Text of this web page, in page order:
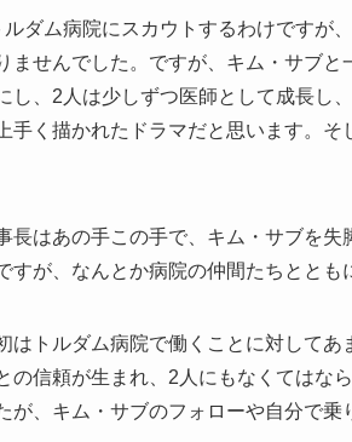
ダム病院にスカウトするわけですが
ませんでした。ですが、キム・サブ
し、2人は少しずつ医師として成長し
手く描かれたドラマだと思います。
長はあの手この手で、キム・サブを失
が、なんとか病院の仲間たちととも
はトルダム病院で働くことに対して
の信頼が生まれ、2人にもなくてはな
が、キム・サブのフォローや自分で